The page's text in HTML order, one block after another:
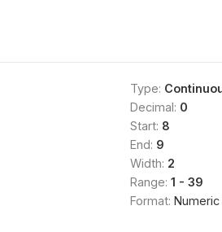
Type:
Decimal: 0
Start: 8
End: 9
Width: 2
Range: 1 - 39
Format: Numeric